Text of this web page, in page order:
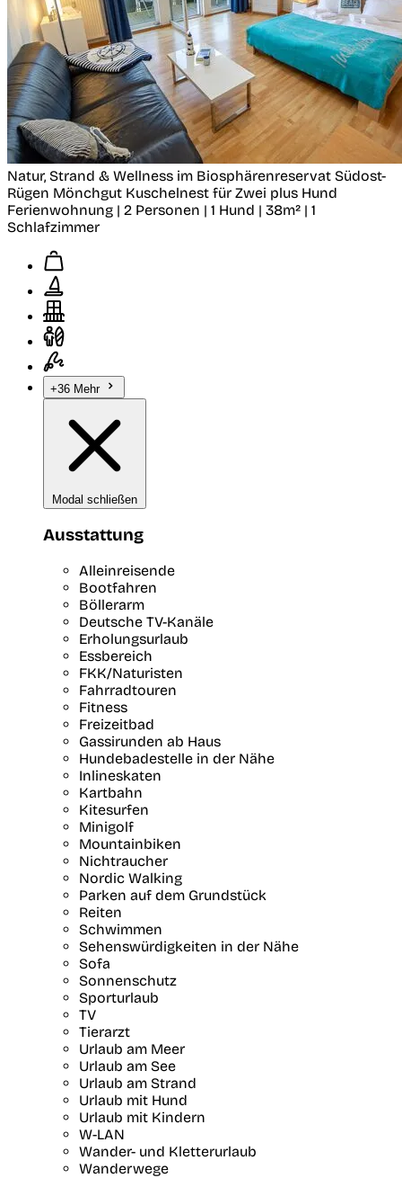
Natur, Strand & Wellness im Biosphärenreservat Südost-
Rügen Mönchgut Kuschelnest für Zwei plus Hund
Ferienwohnung | 2 Personen | 1 Hund | 38m² | 1
Schlafzimmer
+36 Mehr
Modal schließen
Ausstattung
Alleinreisende
Bootfahren
Böllerarm
Deutsche TV-Kanäle
Erholungsurlaub
Essbereich
FKK/Naturisten
Fahrradtouren
Fitness
Freizeitbad
Gassirunden ab Haus
Hundebadestelle in der Nähe
Inlineskaten
Kartbahn
Kitesurfen
Minigolf
Mountainbiken
Nichtraucher
Nordic Walking
Parken auf dem Grundstück
Reiten
Schwimmen
Sehenswürdigkeiten in der Nähe
Sofa
Sonnenschutz
Sporturlaub
TV
Tierarzt
Urlaub am Meer
Urlaub am See
Urlaub am Strand
Urlaub mit Hund
Urlaub mit Kindern
W-LAN
Wander- und Kletterurlaub
Wanderwege